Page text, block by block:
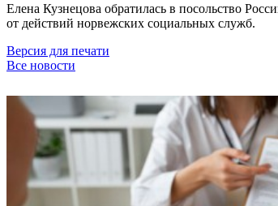
Елена Кузнецова обратилась в посольство
от действий норвежских социальных служб.
Версия для печати
Все новости